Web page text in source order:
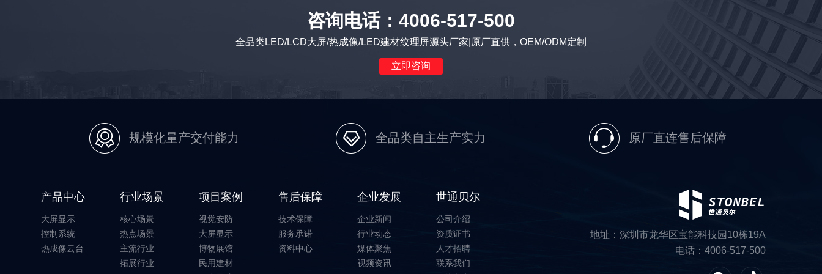
咨询电话：4006-517-500
全品类LED/LCD大屏/热成像/LED建材纹理屏源头厂家|原厂直供，OEM/ODM定制
立即咨询
规模化量产交付能力 全品类自主生产实力 原厂直连售后保障
产品中心
大屏显示
控制系统
热成像云台
行业场景
核心场景
热点场景
主流行业
拓展行业
项目案例
视觉安防
大屏显示
博物展馆
民用建材
售后保障
技术保障
服务承诺
资料中心
企业发展
企业新闻
行业动态
媒体聚焦
视频资讯
世通贝尔
公司介绍
资质证书
人才招聘
联系我们
地址：深圳市龙华区宝能科技园10栋19A
电话：4006-517-500